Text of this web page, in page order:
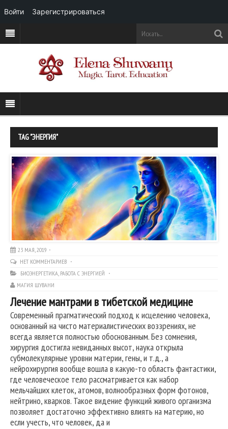
TAG "ЭНЕРГИЯ"
23 МАЯ, 2019
НЕТ КОММЕНТАРИЕВ
БИОЭНЕРГЕТИКА, РАБОТА С ЭНЕРГИЕЙ
МАГИЯ ШУВАНИ
Лечение мантрами в тибетской медицине
Современный прагматический подход к исцелению человека,
основанный на чисто материалистических воззрениях, не
всегда является полностью обоснованным. Без сомнения,
хирургия достигла невиданных высот, наука открыла
субмолекулярные уровни материи, гены, и т.д., а
нейрохирургия вообще вошла в какую-то область фантастики,
где человеческое тело рассматривается как набор
мельчайших клеток, атомов, волнообразных форм фотонов,
нейтрино, кварков. Такое видение функций живого организма
позволяет достаточно эффективно влиять на материю, но
если учесть, что человек, да и
Войти Зарегистрироваться